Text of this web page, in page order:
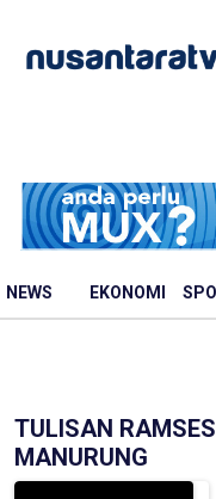
NEWS EKONOMI
TULISAN RAMSES
MANURUNG